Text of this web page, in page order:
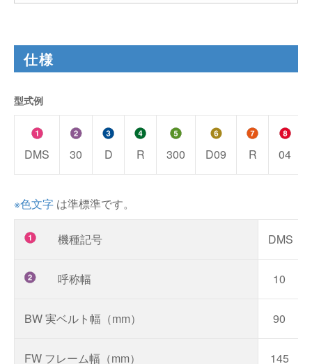
仕様
型式例
DMS 30 D R 300 D09 R 04
※色文字 は準標準です。
機種記号 DMS（
呼称幅 10
BW 実ベルト幅（mm） 90
FW フレーム幅（mm） 145